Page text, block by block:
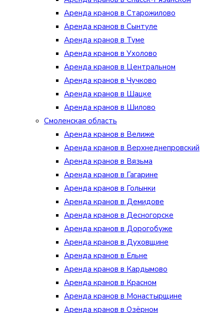
Аренда кранов в Старожилово
Аренда кранов в Сынтуле
Аренда кранов в Туме
Аренда кранов в Ухолово
Аренда кранов в Центральном
Аренда кранов в Чучково
Аренда кранов в Шацке
Аренда кранов в Шилово
Смоленская область
Аренда кранов в Велиже
Аренда кранов в Верхнеднепровский
Аренда кранов в Вязьма
Аренда кранов в Гагарине
Аренда кранов в Голынки
Аренда кранов в Демидове
Аренда кранов в Десногорске
Аренда кранов в Дорогобуже
Аренда кранов в Духовщине
Аренда кранов в Ельне
Аренда кранов в Кардымово
Аренда кранов в Красном
Аренда кранов в Монастырщине
Аренда кранов в Озёрном